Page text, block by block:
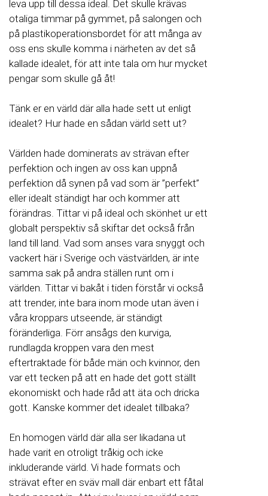
leva upp till dessa ideal. Det skulle krävas
otaliga timmar på gymmet, på salongen och
på plastikoperationsbordet för att många av
oss ens skulle komma i närheten av det så
kallade idealet, för att inte tala om hur mycket
pengar som skulle gå åt!
Tänk er en värld där alla hade sett ut enligt
idealet? Hur hade en sådan värld sett ut?
Världen hade dominerats av strävan efter
perfektion och ingen av oss kan uppnå
perfektion då synen på vad som är ”perfekt”
eller idealt ständigt har och kommer att
förändras. Tittar vi på ideal och skönhet ur ett
globalt perspektiv så skiftar det också från
land till land. Vad som anses vara snyggt och
vackert här i Sverige och västvärlden, är inte
samma sak på andra ställen runt om i
världen. Tittar vi bakåt i tiden förstår vi också
att trender, inte bara inom mode utan även i
våra kroppars utseende, är ständigt
föränderliga. Förr ansågs den kurviga,
rundlagda kroppen vara den mest
eftertraktade för både män och kvinnor, den
var ett tecken på att en hade det gott ställt
ekonomiskt och hade råd att äta och dricka
gott. Kanske kommer det idealet tillbaka?
En homogen värld där alla ser likadana ut
hade varit en otroligt tråkig och icke
inkluderande värld. Vi hade formats och
strävat efter en sväv mall där enbart ett fåtal